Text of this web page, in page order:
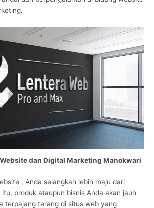
dan Digital Marketing Manokwari
, Anda selangkah lebih maju dari
itu, produk ataupun bisnis Anda akan jauh
terpajang terang di situs web yang